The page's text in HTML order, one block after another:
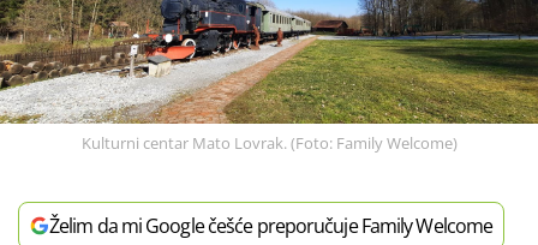
Kulturni centar Mato Lovrak. (Foto: Family Welcome)
Želim da mi Google češće preporučuje Family Welcome